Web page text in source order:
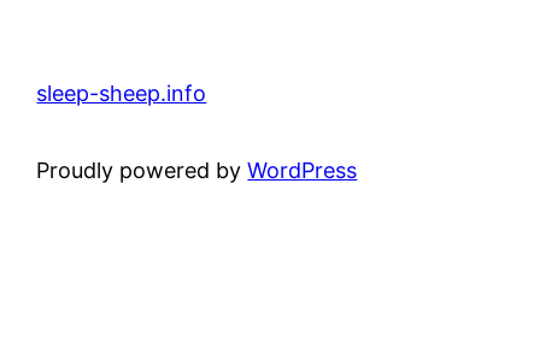
sleep-sheep.info
Proudly powered byWordPress